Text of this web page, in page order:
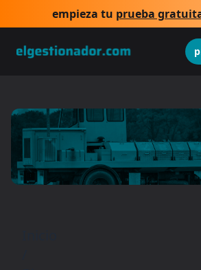
empieza tu prueba